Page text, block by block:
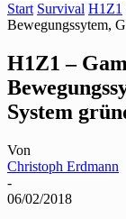
Start Survival H1Z1
Bewegungssytem,
H1Z1 –
System
Von
Christoph Erdmann
-
06/02/2018